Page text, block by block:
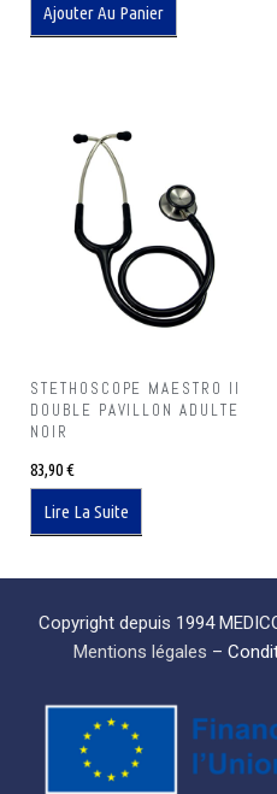
Ajouter Au Panier
STETHOSCOPE MAESTRO II
DOUBLE PAVILLON ADULTE
NOIR
83,90€
Lire La Suite
Copyright depuis 1994
Mentions légales –